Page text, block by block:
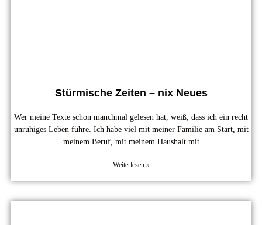
Stürmische Zeiten – nix Neues
Wer meine Texte schon manchmal gelesen hat, weiß, dass ich ein recht
unruhiges Leben führe. Ich habe viel mit meiner Familie am Start, mit
meinem Beruf, mit meinem Haushalt mit
Weiterlesen »